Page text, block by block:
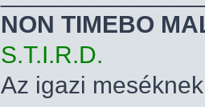
NON TIMEBO
S.T.I.R.D.
Az igazi